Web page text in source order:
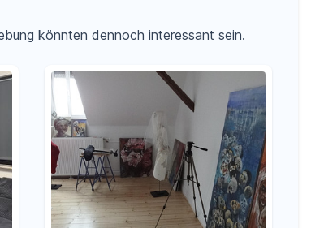
könnten dennoch interessant sein.